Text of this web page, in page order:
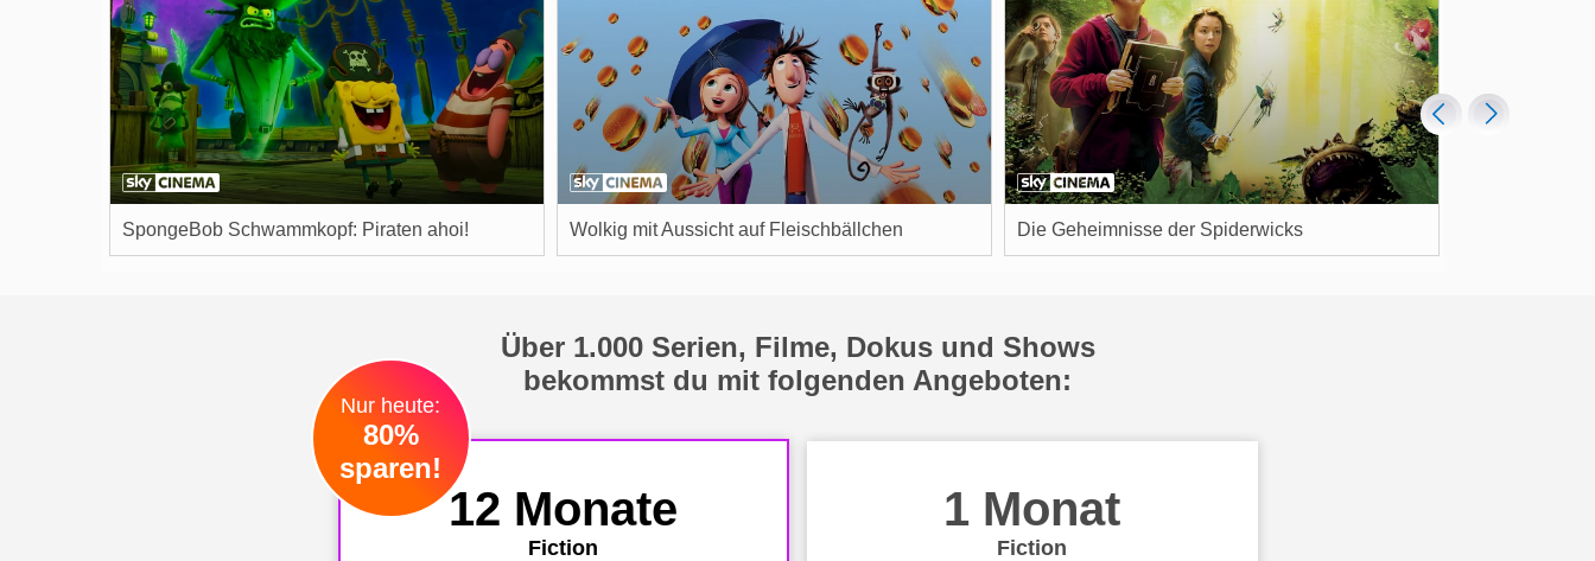
SpongeBob Schwammkopf: Piraten ahoi! Wolkig mit Aussicht auf Fleischbällchen Die Geheimnisse der Spiderwicks
Über 1.000 Serien, Filme, Dokus und Shows
bekommst du mit folgenden Angeboten:
Nur heute:
80%
sparen!
12 Monate
Fiction
1 Monat
Fiction